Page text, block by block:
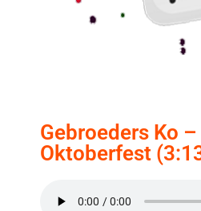
Gebroeders Ko –
Oktoberfest